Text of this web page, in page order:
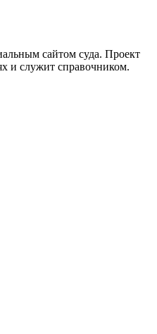
сайтом суда. Проект
и служит справочником.